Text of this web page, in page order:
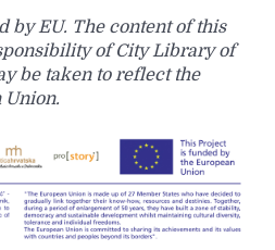
by EU. The content of this
of City Library of
be taken to reflect the
Union.